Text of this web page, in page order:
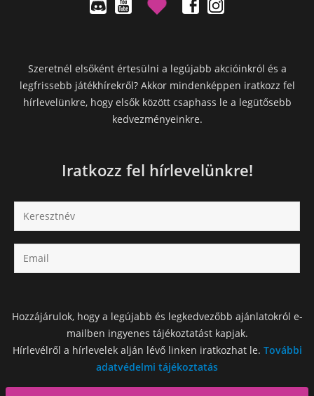
Szeretnél elsőként értesülni a legújabb akcióinkról és a
legfrissebb játékhírekről? Akkor mindenképpen iratkozz fel
hírlevelünkre, hogy elsők között csaphass le a legütősebb
kedvezményeinkre.
Iratkozz fel hírlevelünkre!
Hozzájárulok, hogy a legújabb és legkedvezőbb ajánlatokról e-
mailben ingyenes tájékoztatást kapjak.
Hírlevélről a hírlevelek alján lévő linken iratkozhat le. További
adatvédelmi tájékoztatás